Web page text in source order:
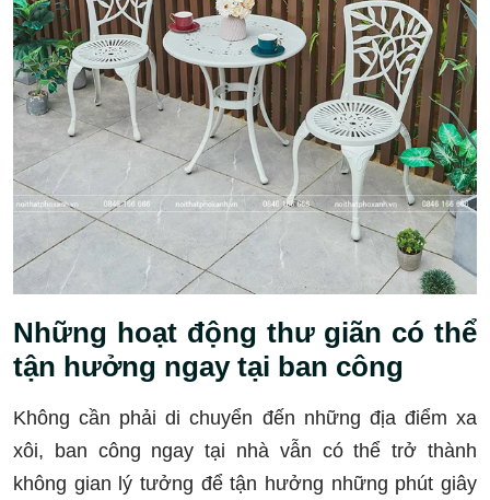
Những hoạt động thư giãn có thể
tận hưởng ngay tại ban công
Không cần phải di chuyển đến những địa điểm xa
xôi, ban công ngay tại nhà vẫn có thể trở thành
không gian lý tưởng để tận hưởng những phút giây